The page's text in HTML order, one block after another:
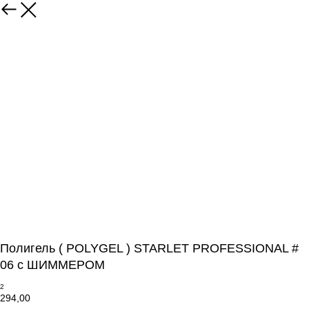
Полигель ( POLYGEL ) STARLET PROFESSIONAL #
06 с ШИММЕРОМ
2
294,00